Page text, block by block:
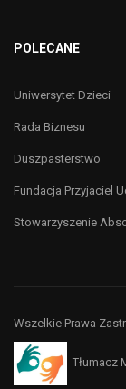
POLECANE
Uniwersytet Dzieci
Rada Biznesu
Duszpasterstwo
Fundacja Przyjaciel
Stowarzyszenie
Wszelkie Prawa
Tłumacz